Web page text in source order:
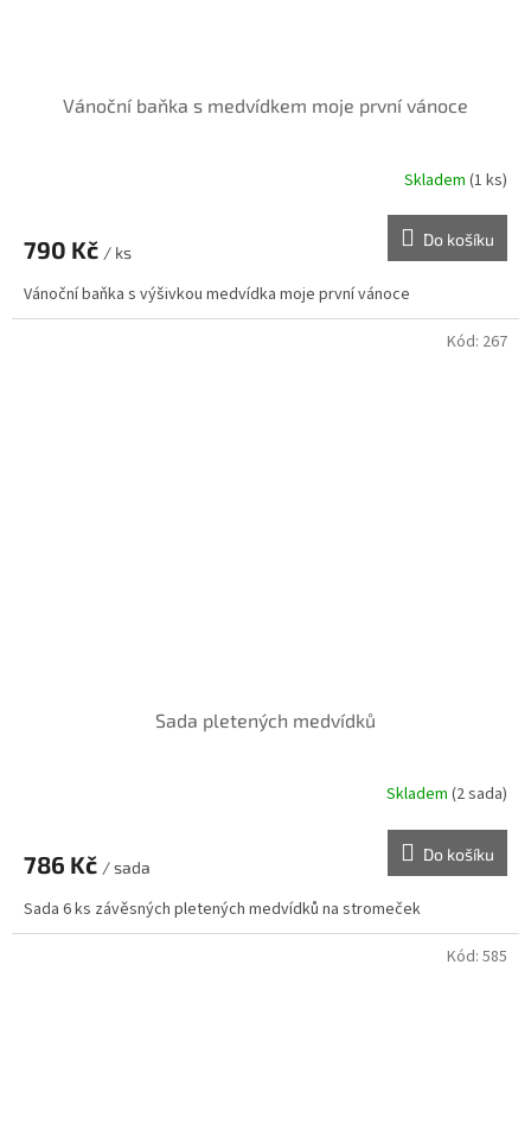
Vánoční baňka s medvídkem moje první vánoce
Skladem (1 ks)
790 Kč / ks
Do košíku
Vánoční baňka s výšivkou medvídka moje první vánoce
Sada pletených medvídků
Skladem (2 sada)
786 Kč / sada
Do košíku
Sada 6 ks závěsných pletených medvídků na stromeček
Kód: 267
Kód: 585